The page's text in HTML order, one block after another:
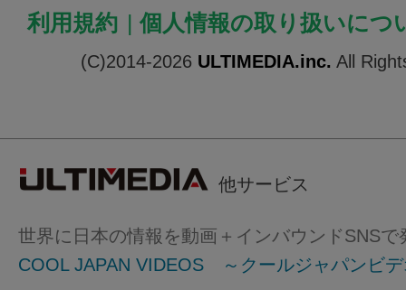
利用規約 | 個人情報の取り扱いにつ
(C)2014-2026 ULTIMEDIA.inc. All
他サービス
世界に日本の情報を動画＋インバウンドSNSで
COOL JAPAN VIDEOS ～クールジャパンビ